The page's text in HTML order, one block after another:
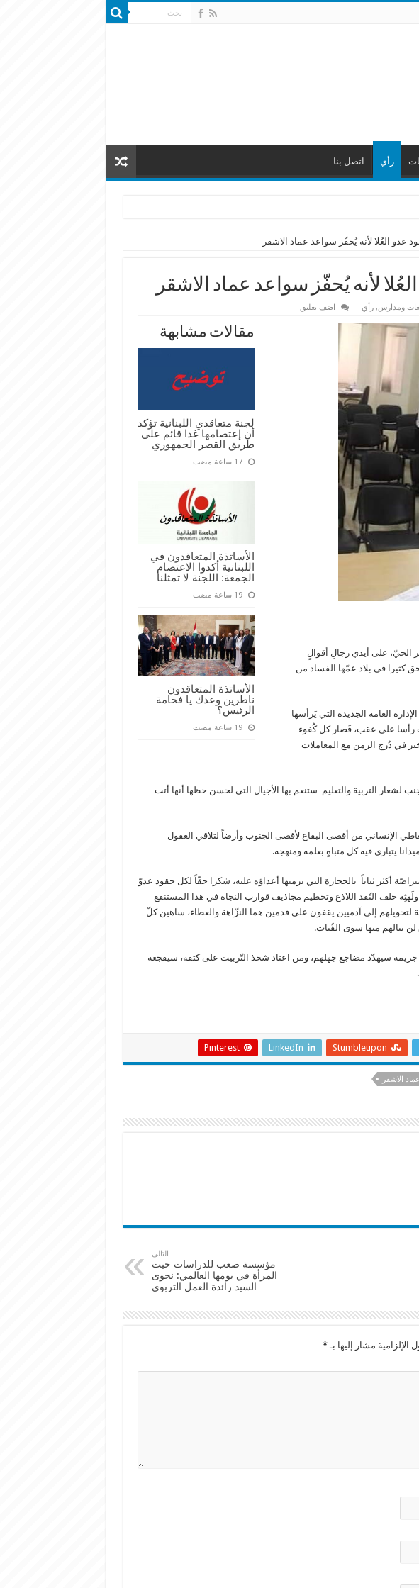
رأي اتصل بنا
عدو العُلا لأنه يُحفّز سواعد عماد الاشقر
لأنه يُحفّز سواعد عماد الاشقر
ومدارس,رأي اضف تعليق
مقالات مشابهة
لجنة متعاقدي اللبنانية تؤكد
أن إعتصامها غدا قائم على
طريق القصر الجمهوري
‏17 ساعة مضت
الأساتذة المتعاقدون في
اللبنانية أكدوا الاعتصام
الجمعة: اللجنة لا تمثلنا
‏19 ساعة مضت
الأساتذة المتعاقدون
ناطرين وعدك يا فخامة
الرئيس؟
‏19 ساعة مضت
على أيدي رجالِ أقوالٍ
كثيرا في بلاد عمّها الفساد من
العامة الجديدة التي يَرأسها
رأسا على عقب، فَصار كل كُفوء
في دُرج الزمن مع المعاملات
لشعار التربية والتعليم ستنعم بها الأجيال التي لحسن حظها أنها أتت
الإنساني من أقصى البقاع لأقصى الجنوب وأرضاً لتلاقي العقول
يتبارى فيه كل متباهٍ بعلمه ومنهجه.
أكثر ثباتاً بالحجارة التي يرميها أعداؤه عليه، شكرا حقّاً لكل حقود عدوّ
ولَهثِه خلف النّقد اللاذع وتحطيم مجاذيف قوارب النجاة في هذا المستنقع
إلى آدميين يقفون على قدمين هما النزّاهة والعطاء، ساهين كلّ
ينالهم منها سوى الفُتات.
جريمة سيهدّد مضاجع جهلهم، ومن اعتاد شحذ التّربيت على كتفه، سيفجعه
Stumbleupon
LinkedIn
Pinterest
الاشقر
التالي
مؤسسة صعب للدراسات حيت
المرأة في يومها العالمي: نجوى
السيد رائدة العمل التربوي
الإلزامية مشار إليها بـ*